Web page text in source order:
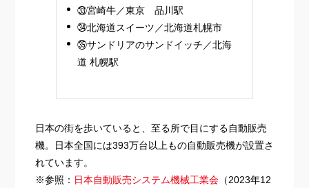
㉝宮崎牛／東京 品川駅
㉞北海道スイーツ／北海道札幌市
㉟サンドリアのサンドイッチ／北海
道 札幌駅
日本の街を歩いていると、至る所で目にする自動販売
機。日本全国には393万台以上もの自動販売機が設置さ
れています。
※参照： 日本自動販売システム機械工業会 （2023年12